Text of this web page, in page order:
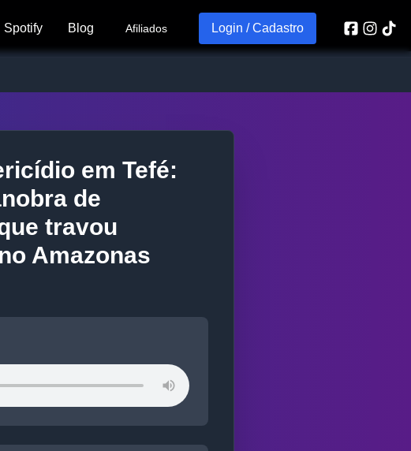
Spotify Blog Afiliados Login / Cadastro
em Tefé:
de
travou
Amazonas